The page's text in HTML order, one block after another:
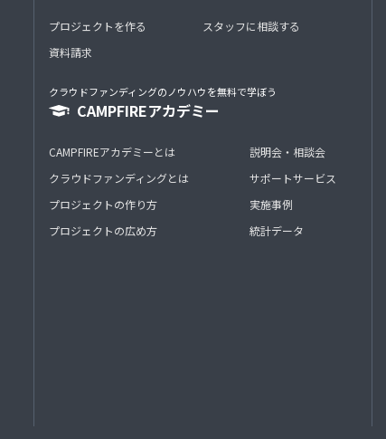
プロジェクトを作る
資料請求
スタッフに相談する
クラウドファンディングのノウハウを無料で学ぼう
CAMPFIREアカデミー
CAMPFIREアカデミーとは
クラウドファンディングとは
プロジェクトの作り方
プロジェクトの広め方
説明会・相談会
サポートサービス
実施事例
統計データ